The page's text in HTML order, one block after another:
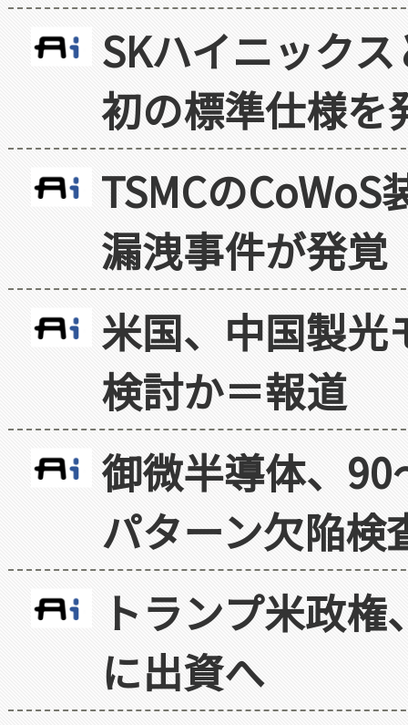
SKハイニック
初の標準仕様を
TSMCの
漏洩事件が発覚
米国、中国製光
検討か＝報道
御微半導体、
パターン欠陥検
トランプ米政
に出資へ